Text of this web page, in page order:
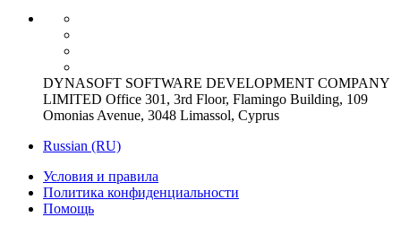
DYNASOFT SOFTWARE DEVELOPMENT COMPANY
LIMITED Office 301, 3rd Floor, Flamingo Building, 109
Omonias Avenue, 3048 Limassol, Cyprus
Russian (RU)
Условия и правила
Политика конфиденциальности
Помощь